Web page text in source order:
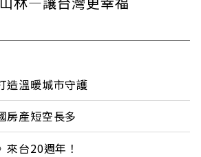
造溫暖城市守護
房產短空長多
來台20週年！